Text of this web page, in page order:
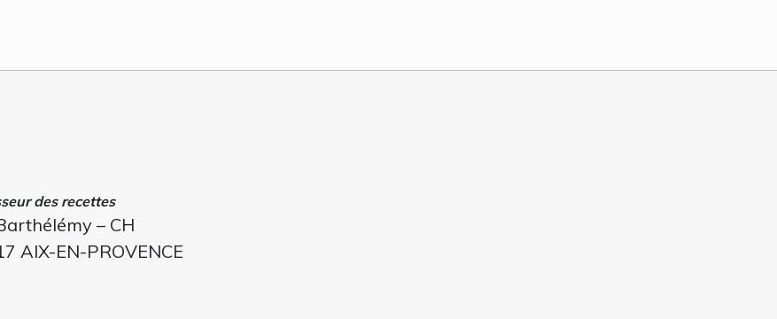
des recettes
– CH
AIX-EN-PROVENCE